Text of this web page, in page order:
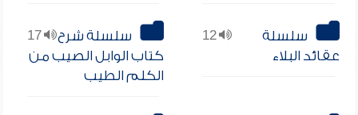
12
سلسلة
عقائد البلاء
17
سلسلة شرح
كتاب الوابل الصيب من
الكلم الطيب